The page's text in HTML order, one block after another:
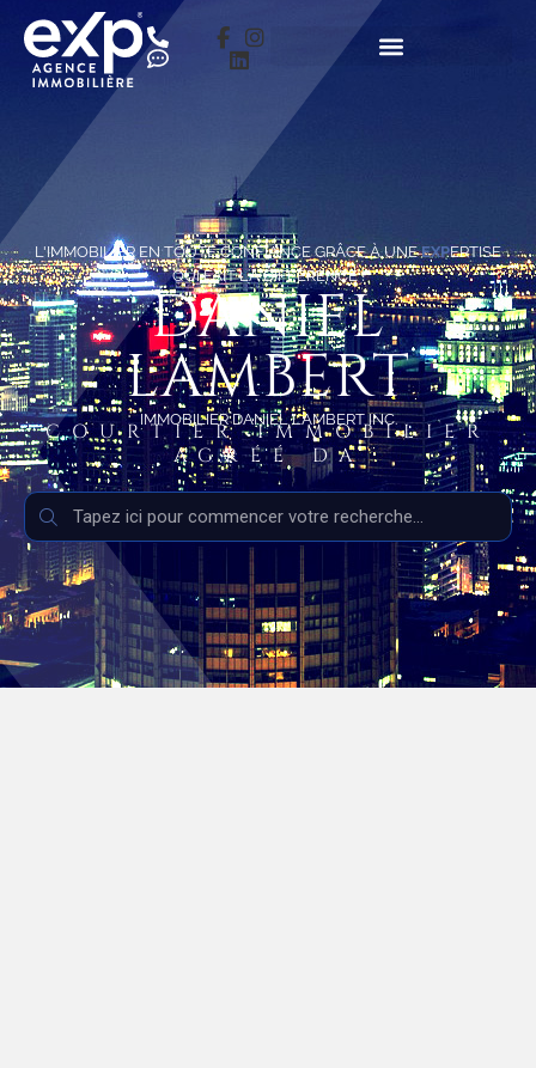
L'IMMOBILIER EN TOUTE CONFIANCE GRÂCE À UNEEXPERTISE
QUI FAIT LA DIFFÉRENCE !
DANIEL
LAMBERT
IMMOBILIER DANIEL LAMBERT INC.
COURTIER IMMOBILIER
AGRÉÉ DA